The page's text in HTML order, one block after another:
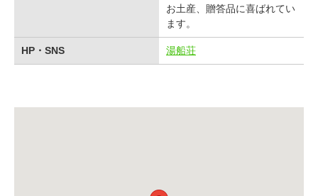
お土産、贈答品に喜ばれてい
ます。
HP・SNS 湯船荘